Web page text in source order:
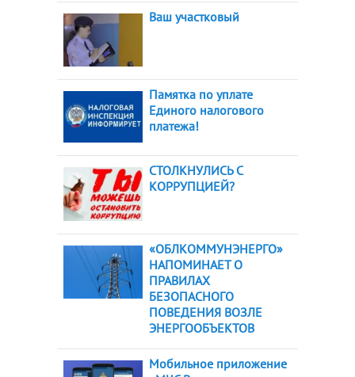
Ваш участковый
Памятка по уплате
Единого налогового
платежа!
СТОЛКНУЛИСЬ С
КОРРУПЦИЕЙ?
«ОБЛКОММУНЭНЕРГО»
НАПОМИНАЕТ О
ПРАВИЛАХ
БЕЗОПАСНОГО
ПОВЕДЕНИЯ ВОЗЛЕ
ЭНЕРГООБЪЕКТОВ
Мобильное приложение